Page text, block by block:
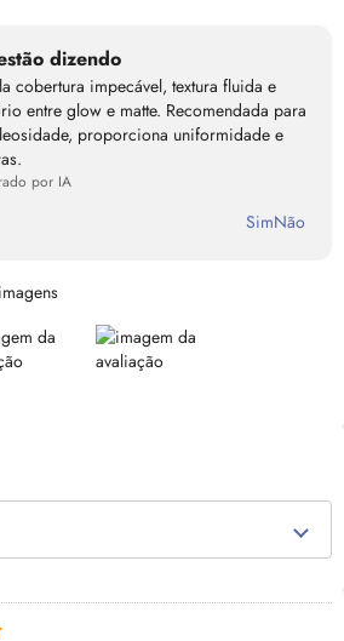
dizendo
cobertura impecável, textura fluida e
entre glow e matte. Recomendada para
proporciona uniformidade e
por IA
SimNão